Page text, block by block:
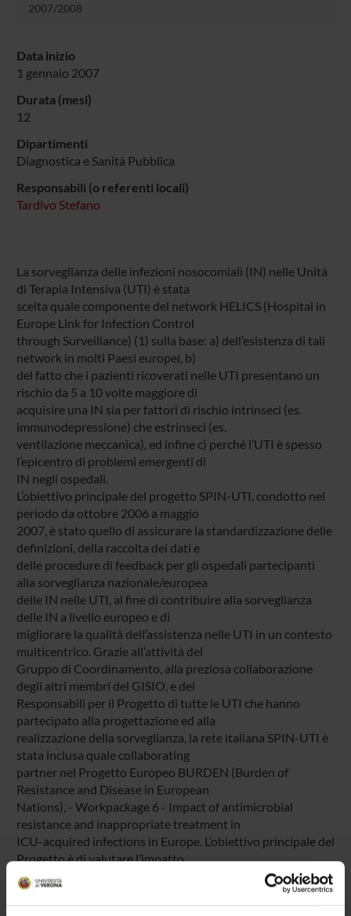
2007/2008
Data inizio
1 gennaio 2007
Durata (mesi)
12
Dipartimenti
Diagnostica e Sanità Pubblica
Responsabili (o referenti locali)
Tardivo Stefano
La sorveglianza delle infezioni nosocomiali (IN) nelle Unità
di Terapia Intensiva (UTI) è stata
scelta quale componente del network HELICS (Hospital in
Europe Link for Infection Control
through Surveillance) (1) sulla base: a) dell’esistenza di tali
network in molti Paesi europei, b)
del fatto che i pazienti ricoverati nelle UTI presentano un
rischio da 5 a 10 volte maggiore di
acquisire una IN sia per fattori di rischio intrinseci (es.
immunodepressione) che estrinseci (es.
ventilazione meccanica), ed infine c) perché l’UTI è spesso
l’epicentro di problemi emergenti di
IN negli ospedali.
L’obiettivo principale del progetto SPIN-UTI, condotto nel
periodo da ottobre 2006 a maggio
2007, è stato quello di assicurare la standardizzazione delle
definizioni, della raccolta dei dati e
delle procedure di feedback per gli ospedali partecipanti
alla sorveglianza nazionale/europea
delle IN nelle UTI, al fine di contribuire alla sorveglianza
delle IN a livello europeo e di
migliorare la qualità dell’assistenza nelle UTI in un contesto
multicentrico. Grazie all’attività del
Gruppo di Coordinamento, alla preziosa collaborazione
degli altri membri del GISIO, e dei
Responsabili per il Progetto di tutte le UTI che hanno
partecipato alla progettazione ed alla
realizzazione della sorveglianza, la rete italiana SPIN-UTI è
stata inclusa quale collaborating
partner nel Progetto Europeo BURDEN (Burden of
Resistance and Disease in European
Nations), - Workpackage 6 - Impact of antimicrobial
resistance and inappropriate treatment in
ICU-acquired infections in Europe. L’obiettivo principale del
Progetto è di valutare l’impatto
sulla morbosità e mortalità dei pazienti delle infezioni
acquisite nelle UTI associate a
microrganismi resistenti, nonché sui costi correlati